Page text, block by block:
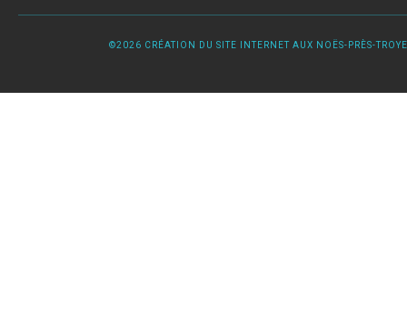
©2026 CRÉATION DU SITE INTERNET AUX NOËS-PRÈS-